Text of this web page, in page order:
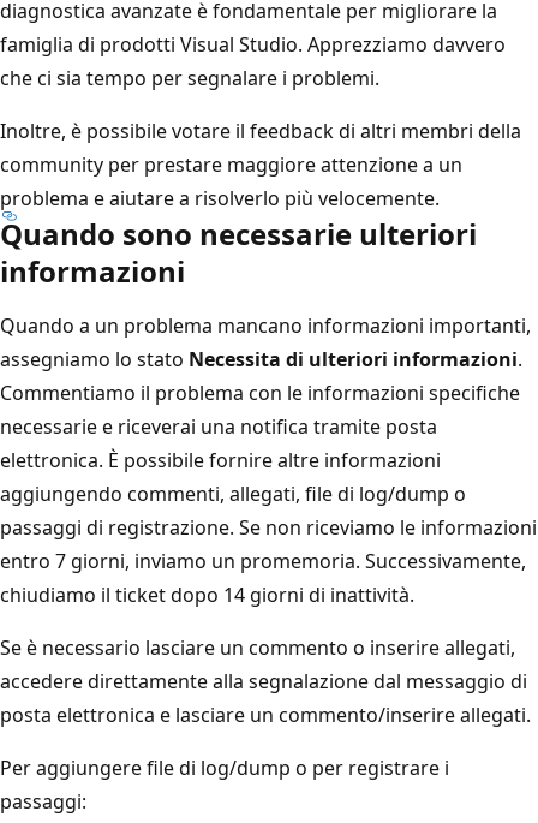
diagnostica avanzate è fondamentale per migliorare la
famiglia di prodotti Visual Studio. Apprezziamo davvero
che ci sia tempo per segnalare i problemi.
Inoltre, è possibile votare il feedback di altri membri della
community per prestare maggiore attenzione a un
problema e aiutare a risolverlo più velocemente.
Quando sono necessarie ulteriori
informazioni
Quando a un problema mancano informazioni importanti,
assegniamo lo stato Necessita di ulteriori informazioni.
Commentiamo il problema con le informazioni specifiche
necessarie e riceverai una notifica tramite posta
elettronica. È possibile fornire altre informazioni
aggiungendo commenti, allegati, file di log/dump o
passaggi di registrazione. Se non riceviamo le informazioni
entro 7 giorni, inviamo un promemoria. Successivamente,
chiudiamo il ticket dopo 14 giorni di inattività.
Se è necessario lasciare un commento o inserire allegati,
accedere direttamente alla segnalazione dal messaggio di
posta elettronica e lasciare un commento/inserire allegati.
Per aggiungere file di log/dump o per registrare i
passaggi: